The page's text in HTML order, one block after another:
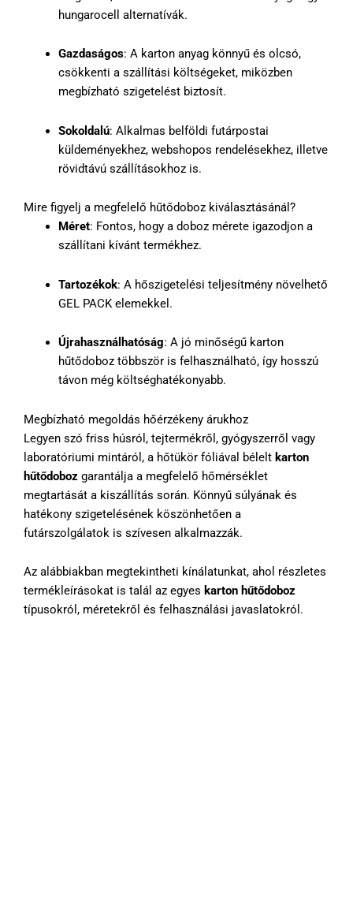
hungarocell alternatívák.
Gazdaságos: A karton anyag könnyű és olcsó,
csökkenti a szállítási költségeket, miközben
megbízható szigetelést biztosít.
Sokoldalú: Alkalmas belföldi futárpostai
küldeményekhez, webshopos rendelésekhez, illetve
rövidtávú szállításokhoz is.
Mire figyelj a megfelelő hűtődoboz kiválasztásánál?
Méret: Fontos, hogy a doboz mérete igazodjon a
szállítani kívánt termékhez.
Tartozékok: A hőszigetelési teljesítmény növelhető
GEL PACK elemekkel.
Újrahasználhatóság: A jó minőségű karton
hűtődoboz többször is felhasználható, így hosszú
távon még költséghatékonyabb.
Megbízható megoldás hőérzékeny árukhoz
Legyen szó friss húsról, tejtermékről, gyógyszerről vagy
laboratóriumi mintáról, a hőtükör fóliával bélelt karton
hűtődoboz garantálja a megfelelő hőmérséklet
megtartását a kiszállítás során. Könnyű súlyának és
hatékony szigetelésének köszönhetően a
futárszolgálatok is szívesen alkalmazzák.
Az alábbiakban megtekintheti kínálatunkat, ahol részletes
termékleírásokat is talál az egyes karton hűtődoboz
típusokról, méretekről és felhasználási javaslatokról.